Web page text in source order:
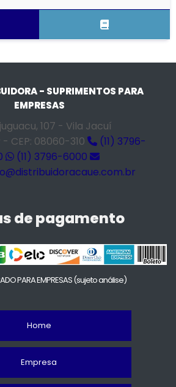
- SUPRIMENTOS PARA
EMPRESAS
107 - Vila Jacuí
- CEP: 08060-310
(11) 3796-
(11) 3796-6000
de pagamento
PARA EMPRESAS(sujeto análise)
Home
Empresa